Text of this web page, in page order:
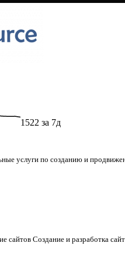
1522 за 7д
услуги по созданию и
сайтов Создание и разработка